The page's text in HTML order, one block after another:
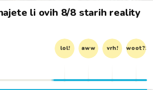
li ovih 8/8 starih reality
lol! aww vrh! woot?!